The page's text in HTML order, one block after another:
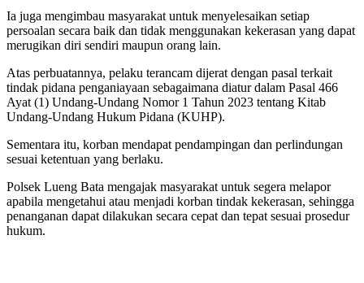
Ia juga mengimbau masyarakat untuk menyelesaikan setiap
persoalan secara baik dan tidak menggunakan kekerasan yang dapat
merugikan diri sendiri maupun orang lain.
Atas perbuatannya, pelaku terancam dijerat dengan pasal terkait
tindak pidana penganiayaan sebagaimana diatur dalam Pasal 466
Ayat (1) Undang-Undang Nomor 1 Tahun 2023 tentang Kitab
Undang-Undang Hukum Pidana (KUHP).
Sementara itu, korban mendapat pendampingan dan perlindungan
sesuai ketentuan yang berlaku.
Polsek Lueng Bata mengajak masyarakat untuk segera melapor
apabila mengetahui atau menjadi korban tindak kekerasan, sehingga
penanganan dapat dilakukan secara cepat dan tepat sesuai prosedur
hukum.